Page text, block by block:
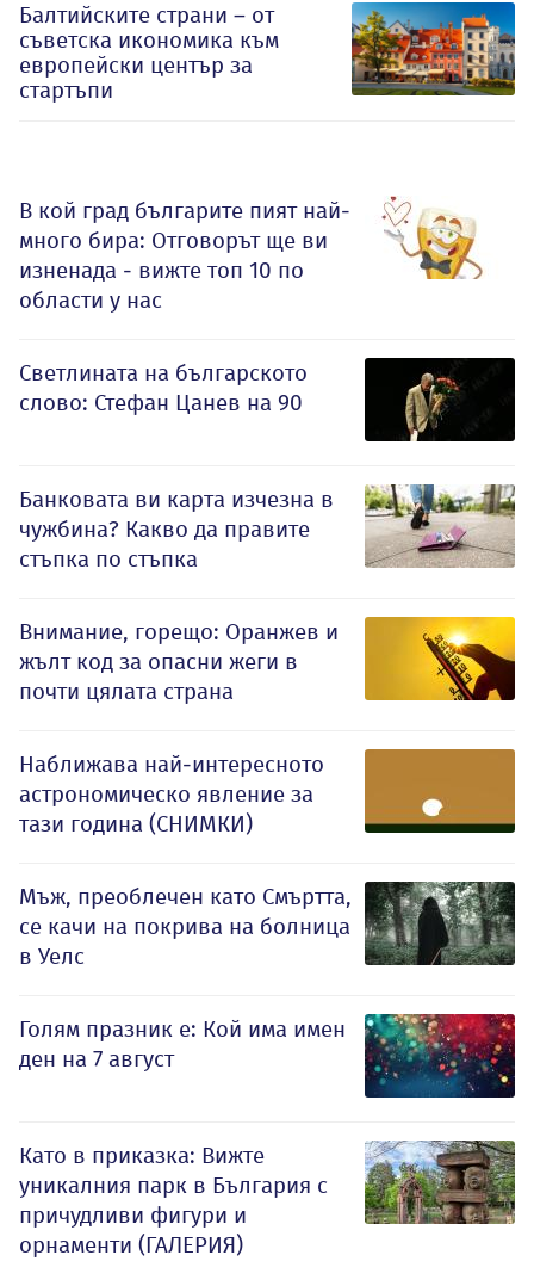
Балтийските страни – от
съветска икономика към
европейски център за
стартъпи
В кой град българите пият най-
много бира: Отговорът ще ви
изненада - вижте топ 10 по
области у нас
Светлината на българското
слово: Стефан Цанев на 90
Банковата ви карта изчезна в
чужбина? Какво да правите
стъпка по стъпка
Внимание, горещо: Оранжев и
жълт код за опасни жеги в
почти цялата страна
Наближава най-интересното
астрономическо явление за
тази година (СНИМКИ)
Мъж, преоблечен като Смъртта,
се качи на покрива на болница
в Уелс
Голям празник е: Кой има имен
ден на 7 август
Като в приказка: Вижте
уникалния парк в България с
причудливи фигури и
орнаменти (ГАЛЕРИЯ)